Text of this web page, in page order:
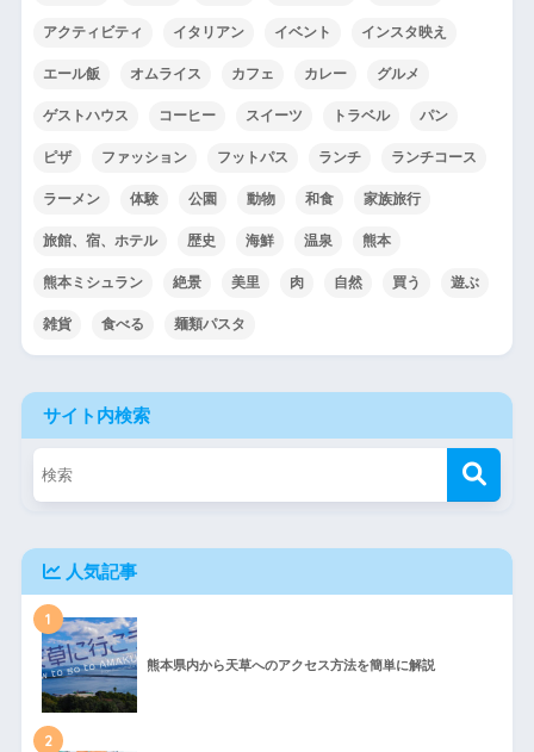
アクティビティ イタリアン イベント インスタ映え
エール飯 オムライス カフェ カレー グルメ
ゲストハウス コーヒー スイーツ トラベル パン
ピザ ファッション フットパス ランチ ランチコース
ラーメン 体験 公園 動物 和食 家族旅行
旅館、宿、ホテル 歴史 海鮮 温泉 熊本
熊本ミシュラン 絶景 美里 肉 自然 買う 遊ぶ
雑貨 食べる 麺類パスタ
サイト内検索
人気記事
1
熊本県内から天草へのアクセス方法を簡単に解説
2